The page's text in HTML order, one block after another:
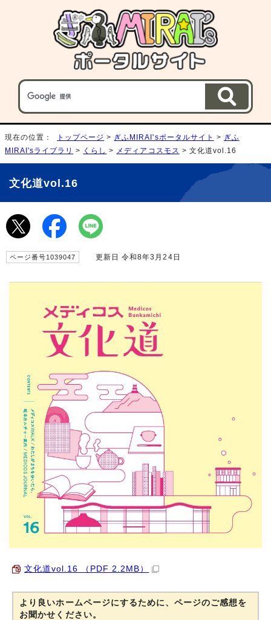
現在の位置： トップページ > ぎふMIRAI'sポータルサイト > ぎふ
MIRAI'sライブラリ > くらし > メディアコスモス > 文化道vol.16
文化道vol.16
ページ番号1039047 更新日 令和8年3月24日
文化道vol.16 （PDF 2.2MB）
より良いホームページにするために、ページのご感想を
お聞かせください。